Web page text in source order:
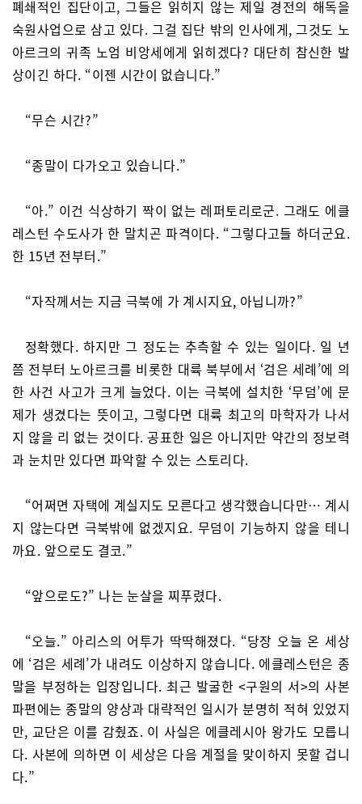
폐쇄적인 집단이고, 그들은 읽히지 않는 제일 경전의 해독을
숙원사업으로 삼고 있다. 그걸 집단 밖의 인사에게, 그것도 노
아르크의 귀족 노엄 비앙세에게 읽히겠다? 대단히 참신한 발
상이긴 하다. “이젠 시간이 없습니다.”
“무슨 시간?”
“종말이 다가오고 있습니다.”
“아.” 이건 식상하기 짝이 없는 레퍼토리로군. 그래도 에클
레스턴 수도사가 한 말치곤 파격이다. “그렇다고들 하더군요.
한 15년 전부터.”
“자작께서는 지금 극북에 가 계시지요, 아닙니까?”
정확했다. 하지만 그 정도는 추측할 수 있는 일이다. 일 년
쯤 전부터 노아르크를 비롯한 대륙 북부에서 ‘검은 세례’에 의
한 사건 사고가 크게 늘었다. 이는 극북에 설치한 ‘무덤’에 문
제가 생겼다는 뜻이고, 그렇다면 대륙 최고의 마학자가 나서
지 않을 리 없는 것이다. 공표한 일은 아니지만 약간의 정보력
과 눈치만 있다면 파악할 수 있는 스토리다.
“어쩌면 자택에 계실지도 모른다고 생각했습니다만… 계시
지 않는다면 극북밖에 없겠지요. 무덤이 기능하지 않을 테니
까요. 앞으로도 결코.”
“앞으로도?” 나는 눈살을 찌푸렸다.
“오늘.” 아리스의 어투가 딱딱해졌다. “당장 오늘 온 세상
에 ‘검은 세례’가 내려도 이상하지 않습니다. 에클레스턴은 종
말을 부정하는 입장입니다. 최근 발굴한 <구원의 서>의 사본
파편에는 종말의 양상과 대략적인 일시가 분명히 적혀 있었지
만, 교단은 이를 감췄죠. 이 사실은 에클레시아 왕가도 모릅니
다. 사본에 의하면 이 세상은 다음 계절을 맞이하지 못할 겁니
다.”